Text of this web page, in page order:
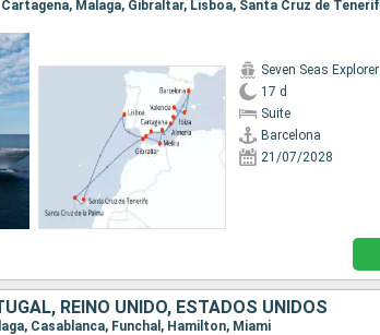
Seven Seas Explorer
17 d
Suite
Barcelona
21/07/2028
REINO UNIDO, ESTADOS UNIDOS
Casablanca, Funchal, Hamilton, Miami